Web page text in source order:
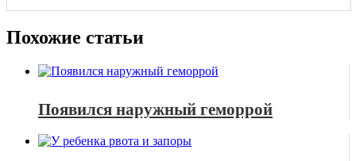
Похожие статьи
Появился наружный геморрой